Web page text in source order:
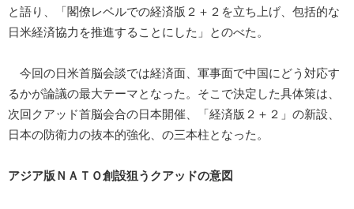
と語り、「閣僚レベルでの経済版２＋２を立ち上げ、包括的な
日米経済協力を推進することにした」とのべた。
今回の日米首脳会談では経済面、軍事面で中国にどう対応す
るかが論議の最大テーマとなった。そこで決定した具体策は、
次回クアッド首脳会合の日本開催、「経済版２＋２」の新設、
日本の防衛力の抜本的強化、の三本柱となった。
アジア版ＮＡＴＯ創設狙うクアッドの意図